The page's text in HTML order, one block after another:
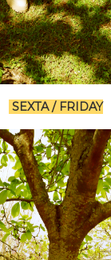
SEXTA / FRIDAY